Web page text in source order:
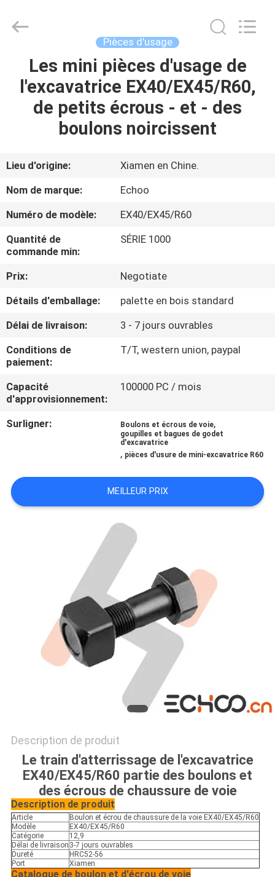
MAISON
PRODUITS
SUJET
DE
NOUS
VISITE
D'USINE
CONTRÔLE
DE
QUALITÉ
NOUVELLES
DEMANDEZ
PLAN
Corporation.
Pièces d'usage
Les mini pièces d'usage de
l'excavatrice EX40/EX45/R60,
de petits écrous - et - des
boulons noircissent
Lieu d'origine:
Xiamen en Chine.
Nom de marque:
Echoo
Numéro de modèle:
EX40/EX45/R60
Quantité de
commande min:
SÉRIE 1000
Prix:
Negotiate
Détails d'emballage:
palette en bois standard
Délai de livraison:
3 - 7 jours ouvrables
Conditions de
paiement:
T/T, western union, paypal
Capacité
d'approvisionnement:
100000 PC / mois
Surligner: Boulons et écrous de voie,
goupilles et bagues de godet
d'excavatrice
, pièces d'usure de mini-excavatrice R60
MEILLEUR PRIX
Description de produit
Le train d'atterrissage de l'excavatrice
EX40/EX45/R60 partie des boulons et
des écrous de chaussure de voie
Description de produit
Article
Boulon et écrou de chaussure de la voie EX40/EX45/R60
Modèle
EX40/EX45/R60
Catégorie
12,9
Délai de livraison 3-7 jours ouvrables
Dureté
HRC52-56
Port
Xiamen
Catalogue de boulon et d'écrou de voie